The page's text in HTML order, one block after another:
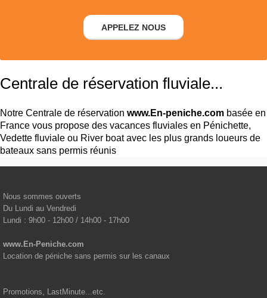
APPELEZ NOUS
Centrale de réservation fluviale...
Notre Centrale de réservation www.En-peniche.com basée en
France vous propose des vacances fluviales en Pénichette,
Vedette fluviale ou River boat avec les plus grands loueurs de
bateaux sans permis réunis
Nous sommes ouverts
Du Lundi au Vendredi
Lundi : 9h00 - 12h00 / 14h00 - 17h00
www.En-Peniche.com
Location de péniche sans permis sur les canaux
Promotions, LastMinute...etc.